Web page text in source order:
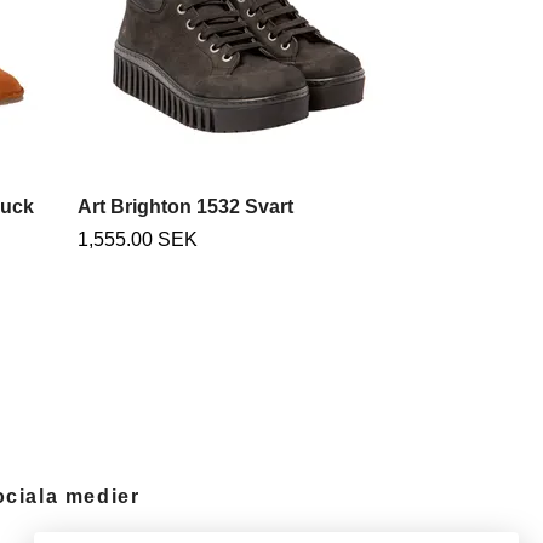
Art Brighton 1532 Svart
1,555.00 SEK
medier